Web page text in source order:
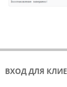
ВХОД ДЛЯ